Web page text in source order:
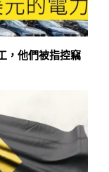
，他們被指控竊